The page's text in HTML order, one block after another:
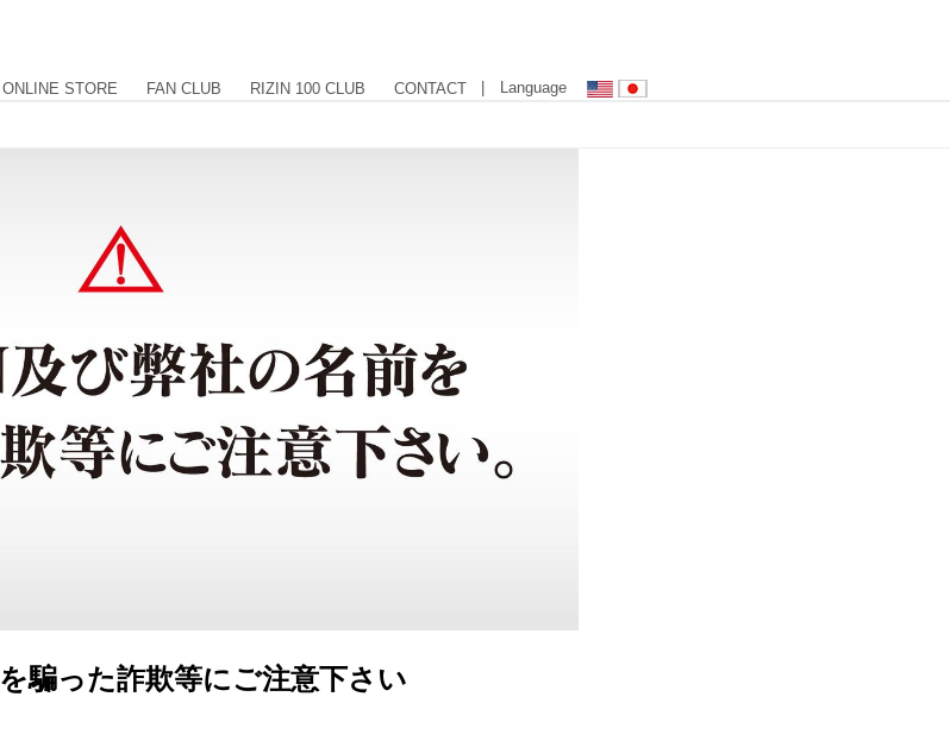
ONLINE STORE FAN CLUB RIZIN 100 CLUB CONTACT | Language
騙った詐欺等にご注意下さい